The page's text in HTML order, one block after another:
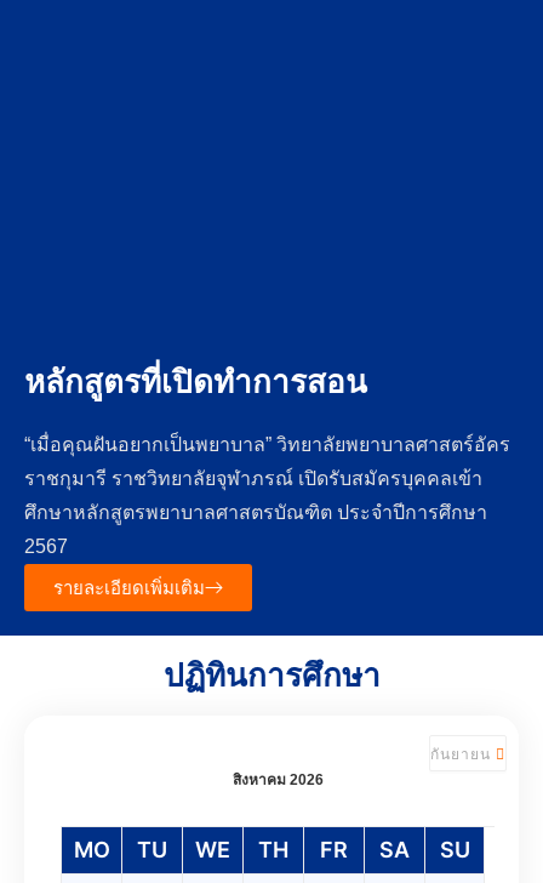
หลักสูตรที่เปิดทำการสอน
“เมื่อคุณฝันอยากเป็นพยาบาล” วิทยาลัยพยาบาลศาสตร์อัคร
ราชกุมารี ราชวิทยาลัยจุฬาภรณ์ เปิดรับสมัครบุคคลเข้า
ศึกษาหลักสูตรพยาบาลศาสตรบัณฑิต ประจำปีการศึกษา
2567
รายละเอียดเพิ่มเติม
ปฏิทินการศึกษา
สิงหาคม 2026
กันยายน
MO TU WE TH FR SA SU